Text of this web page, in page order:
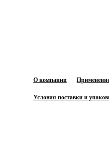
О компании
Условия поставки и